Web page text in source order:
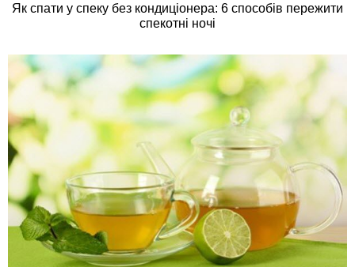
Як спати у спеку без кондиціонера: 6 способів пережити
спекотні ночі